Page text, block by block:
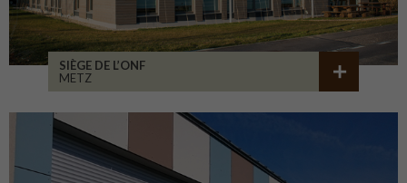
SIÈGE DE L’ONF
METZ